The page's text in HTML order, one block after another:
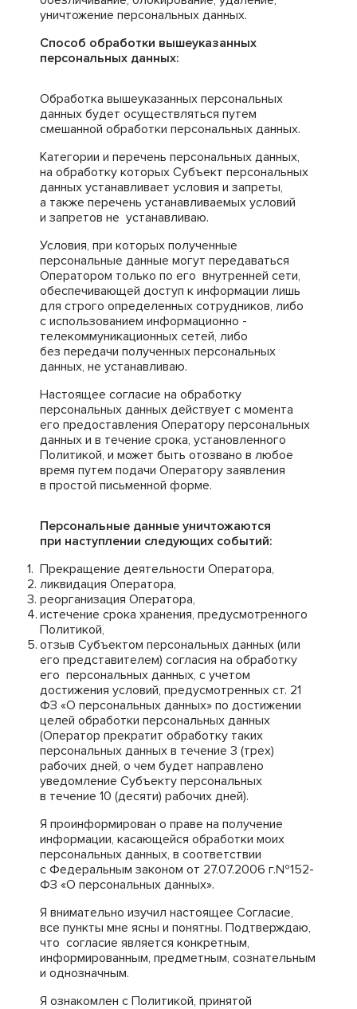
уничтожение персональных данных.
Способ обработки вышеуказанных
персональных данных:
Обработка вышеуказанных персональных
данных будет осуществляться путем
смешанной обработки персональных данных.
Категории и перечень персональных данных,
на обработку которых Субъект персональных
данных устанавливает условия и запреты,
а также перечень устанавливаемых условий
и запретов не устанавливаю.
Условия, при которых полученные
персональные данные могут передаваться
Оператором только по его внутренней сети,
обеспечивающей доступ к информации лишь
для строго определенных сотрудников, либо
с использованием информационно -
телекоммуникационных сетей, либо
без передачи полученных персональных
данных, не устанавливаю.
Настоящее согласие на обработку
персональных данных действует с момента
его предоставления Оператору персональных
данных и в течение срока, установленного
Политикой, и может быть отозвано в любое
время путем подачи Оператору заявления
в простой письменной форме.
Персональные данные уничтожаются
при наступлении следующих событий:
Прекращение деятельности Оператора,
ликвидация Оператора,
реорганизация Оператора,
истечение срока хранения, предусмотренного
Политикой,
отзыв Субъектом персональных данных (или
его представителем) согласия на обработку
его персональных данных, с учетом
достижения условий, предусмотренных ст. 21
ФЗ «О персональных данных» по достижении
целей обработки персональных данных
(Оператор прекратит обработку таких
персональных данных в течение 3 (трех)
рабочих дней, о чем будет направлено
уведомление Субъекту персональных
в течение 10 (десяти) рабочих дней).
Я проинформирован о праве на получение
информации, касающейся обработки моих
персональных данных, в соответствии
с Федеральным законом от 27.07.2006 г.№152-
ФЗ «О персональных данных».
Я внимательно изучил настоящее Согласие,
все пункты мне ясны и понятны. Подтверждаю,
что согласие является конкретным,
информированным, предметным, сознательным
и однозначным.
Я ознакомлен с Политикой, принятой